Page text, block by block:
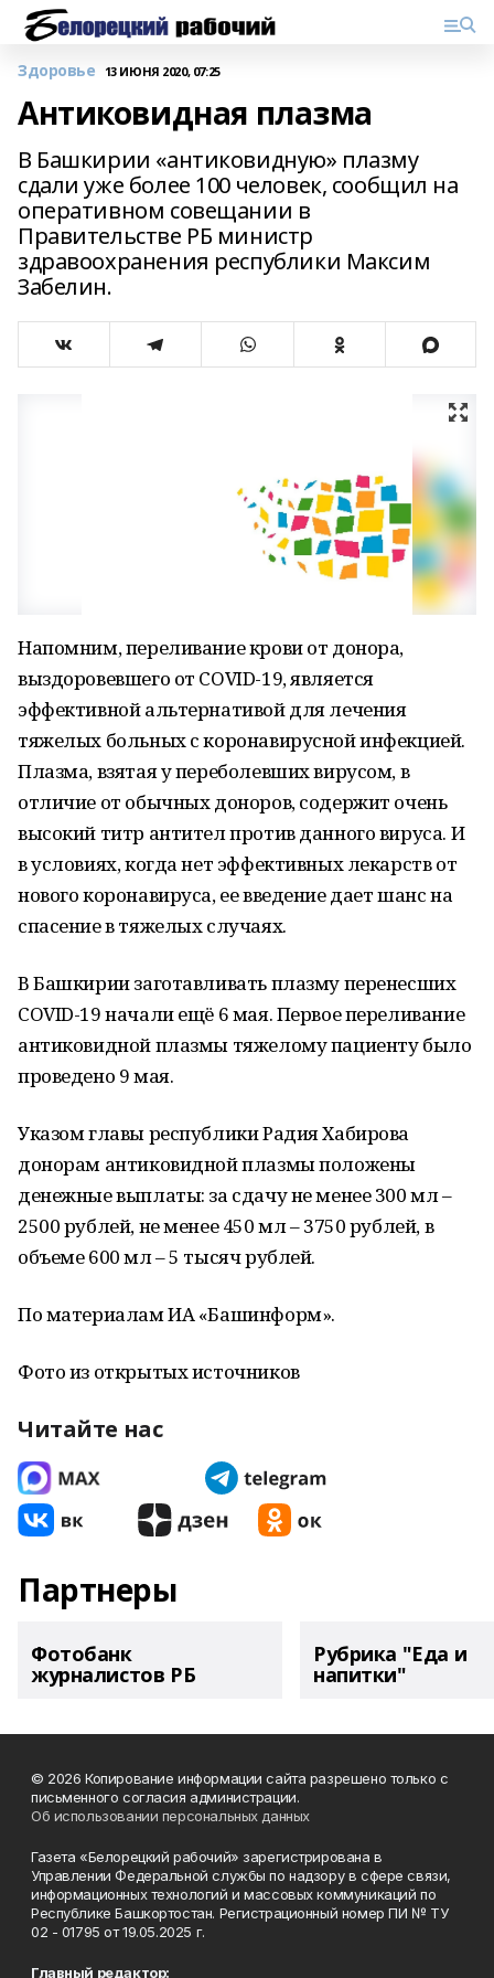
Здоровье 13 ИЮНЯ 2020, 07:25
Антиковидная плазма
В Башкирии «антиковидную» плазму
сдали уже более 100 человек, сообщил на
оперативном совещании в
Правительстве РБ министр
здравоохранения республики Максим
Забелин.
Напомним, переливание крови от донора,
выздоровевшего от COVID-19, является
эффективной альтернативой для лечения
тяжелых больных с коронавирусной инфекцией.
Плазма, взятая у переболевших вирусом, в
отличие от обычных доноров, содержит очень
высокий титр антител против данного вируса. И
в условиях, когда нет эффективных лекарств от
нового коронавируса, ее введение дает шанс на
спасение в тяжелых случаях.
В Башкирии заготавливать плазму перенесших
COVID-19 начали ещё 6 мая. Первое переливание
антиковидной плазмы тяжелому пациенту было
проведено 9 мая.
Указом главы республики Радия Хабирова
донорам антиковидной плазмы положены
денежные выплаты: за сдачу не менее 300 мл –
2500 рублей, не менее 450 мл – 3750 рублей, в
объеме 600 мл – 5 тысяч рублей.
По материалам ИА «Башинформ».
Фото из открытых источников
Читайте нас
Партнеры
Фотобанк
журналистов РБ
Рубрика "Еда и
напитки"
© 2026 Копирование информации сайта разрешено только с
письменного согласия администрации.
Об использовании персональных данных
Газета «Белорецкий рабочий» зарегистрирована в
Управлении Федеральной службы по надзору в сфере связи,
информационных технологий и массовых коммуникаций по
Республике Башкортостан. Регистрационный номер ПИ № ТУ
02 - 01795 от 19.05.2025 г.
Главный редактор: